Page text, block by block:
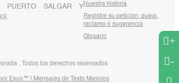
+
-
PUERTO SALGAR YNuestra historia
Registre su petición, queja,
reclamo o sugerencia
Glosario
. Todos los derechos reservados
Exus™ | Mensajes de Texto Masivos